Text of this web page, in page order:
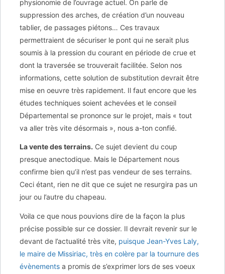
physionomie de l’ouvrage actuel. On parle de
suppression des arches, de création d’un nouveau
tablier, de passages piétons… Ces travaux
permettraient de sécuriser le pont qui ne serait plus
soumis à la pression du courant en période de crue et
dont la traversée se trouverait facilitée. Selon nos
informations, cette solution de substitution devrait être
mise en oeuvre très rapidement. Il faut encore que les
études techniques soient achevées et le conseil
Départemental se prononce sur le projet, mais « tout
va aller très vite désormais », nous a-ton confié.
La vente des terrains. Ce sujet devient du coup
presque anectodique. Mais le Département nous
confirme bien qu’il n’est pas vendeur de ses terrains.
Ceci étant, rien ne dit que ce sujet ne resurgira pas un
jour ou l’autre du chapeau.
Voila ce que nous pouvions dire de la façon la plus
précise possible sur ce dossier. Il devrait revenir sur le
devant de l’actualité très vite, puisque Jean-Yves Laly,
le maire de Missiriac, très en colère par la tournure des
évènements a promis de s’exprimer lors de ses voeux